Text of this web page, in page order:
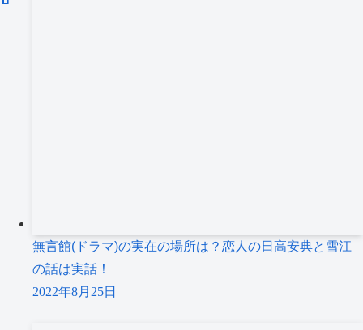
無言館(ドラマ)の実在の場所は？恋人の日高安典と雪江
の話は実話！
2022年8月25日